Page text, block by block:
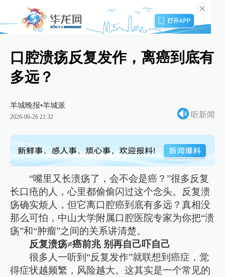
口腔溃疡反复发作，离癌到底有
多远？
羊城晚报•羊城派
2026-06-26 21:32 听新闻
“嘴里又长溃疡了，会不会是癌？”很多反复
长口疮的人，心里都偷偷闪过这个念头。反复溃
疡确实烦人，但它离口腔癌到底有多远？真相没
那么可怕，中山大学附属口腔医院专家为你把“溃
疡”和“肿瘤”之间的关系讲清楚。
反复溃疡≠癌前兆 别再自己吓自己
很多人一听到“反复发作”就联想到癌症，觉
得症状越频繁，风险越大。这其实是一个常见的